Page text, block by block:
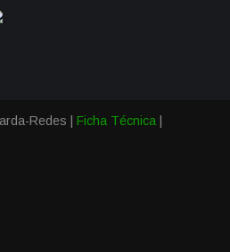
Redes | Ficha Técnica